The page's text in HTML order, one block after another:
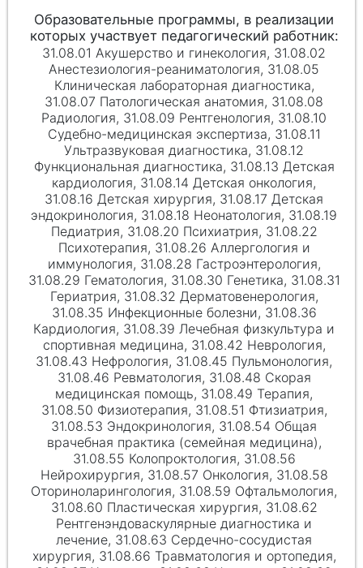
31.08.01 Акушерство и гинекология, 31.08.02
Анестезиология-реаниматология, 31.08.05
Клиническая лабораторная диагностика,
31.08.07 Патологическая анатомия, 31.08.08
Радиология, 31.08.09 Рентгенология, 31.08.10
Судебно-медицинская экспертиза, 31.08.11
Ультразвуковая диагностика, 31.08.12
Функциональная диагностика, 31.08.13 Детская
кардиология, 31.08.14 Детская онкология,
31.08.16 Детская хирургия, 31.08.17 Детская
эндокринология, 31.08.18 Неонатология, 31.08.19
Педиатрия, 31.08.20 Психиатрия, 31.08.22
Психотерапия, 31.08.26 Аллергология и
иммунология, 31.08.28 Гастроэнтерология,
31.08.29 Гематология, 31.08.30 Генетика, 31.08.31
Гериатрия, 31.08.32 Дерматовенерология,
31.08.35 Инфекционные болезни, 31.08.36
Кардиология, 31.08.39 Лечебная физкультура и
спортивная медицина, 31.08.42 Неврология,
31.08.43 Нефрология, 31.08.45 Пульмонология,
31.08.46 Ревматология, 31.08.48 Скорая
медицинская помощь, 31.08.49 Терапия,
31.08.50 Физиотерапия, 31.08.51 Фтизиатрия,
31.08.53 Эндокринология, 31.08.54 Общая
врачебная практика (семейная медицина),
31.08.55 Колопроктология, 31.08.56
Нейрохирургия, 31.08.57 Онкология, 31.08.58
Оториноларингология, 31.08.59 Офтальмология,
31.08.60 Пластическая хирургия, 31.08.62
Рентгенэндоваскулярные диагностика и
лечение, 31.08.63 Сердечно-сосудистая
хирургия, 31.08.66 Травматология и ортопедия,